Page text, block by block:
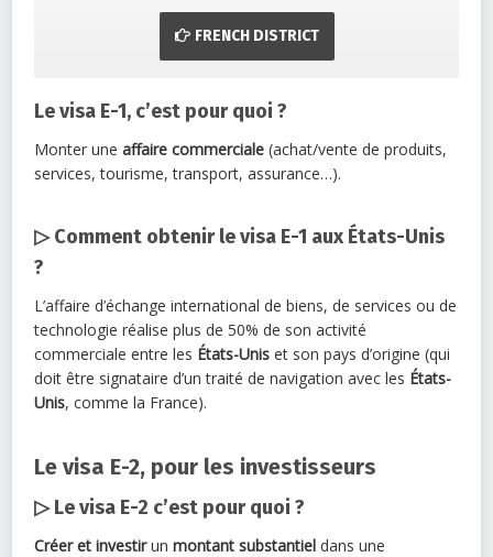
FRENCH DISTRICT
Le visa E-1, c’est pour quoi ?
Monter uneaffaire commerciale (achat/vente de produits,
services, tourisme, transport, assurance…).
▷ Comment obtenir le visa E-1 aux États-Unis
?
L’affaire d’échange international de biens, de services ou de
technologie réalise plus de 50% de son activité
commerciale entre les États-Unis et son pays d’origine (qui
doit être signataire d’un traité de navigation avec les États-
Unis, comme la France).
Le visa E-2, pour les investisseurs
▷ Le visa E-2 c’est pour quoi ?
Créer et investirunmontant substantiel dans une